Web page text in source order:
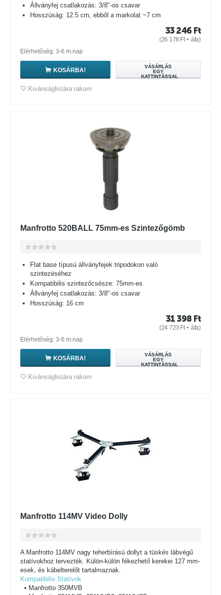
Állványfej csatlakozás: 3/8"-os csavar
Hosszúság: 12.5 cm, ebből a markolat ~7 cm
33 246 Ft
(26 178 Ft+ áfa)
Elérhetőség: 3-6 m.nap
KOSÁRBA!
VÁSÁRLÁS
EGY
KATTINTÁSSAL
Kivánságlistára rakom
Manfrotto 520BALL 75mm-es Szintezőgömb
Flat base típusú állványfejek tripodokon való
szintezéséhez
Kompatibilis szintezőcsésze: 75mm-es
Állványfej csatlakozás: 3/8"-os csavar
Hosszúság: 16 cm
31 398 Ft
(24 723 Ft+ áfa)
Elérhetőség: 3-6 m.nap
KOSÁRBA!
VÁSÁRLÁS
EGY
KATTINTÁSSAL
Kivánságlistára rakom
Manfrotto 114MV Video Dolly
A Manfrotto 114MV nagy teherbírású dollyt a tüskés lábvégű
statívokhoz tervezték. Külön-külön fékezhető kerekei 127 mm-
esek, és kábelterelőt tartalmaznak.
Kompatibilis Statívok
• Manfrotto 350MVB